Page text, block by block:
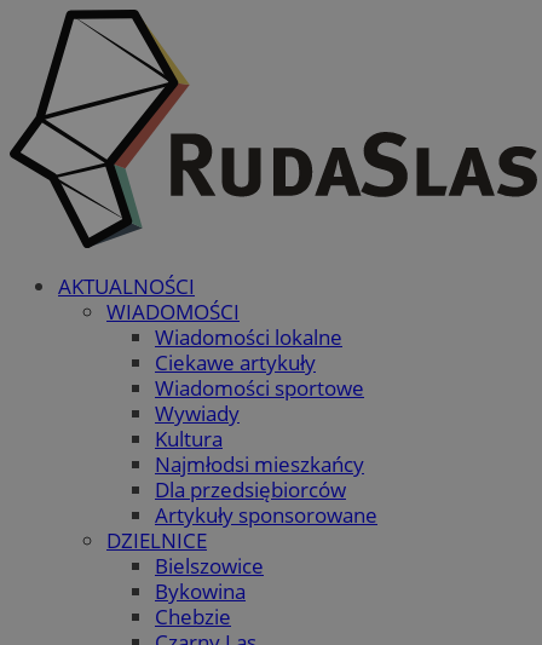
AKTUALNOŚCI
WIADOMOŚCI
Wiadomości lokalne
Ciekawe artykuły
Wiadomości sportowe
Wywiady
Kultura
Najmłodsi mieszkańcy
Dla przedsiębiorców
Artykuły sponsorowane
DZIELNICE
Bielszowice
Bykowina
Chebzie